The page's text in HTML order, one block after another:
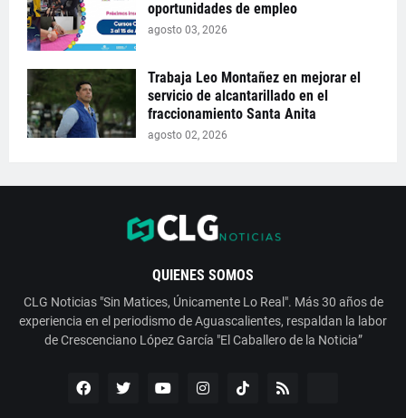
oportunidades de empleo
agosto 03, 2026
Trabaja Leo Montañez en mejorar el
servicio de alcantarillado en el
fraccionamiento Santa Anita
agosto 02, 2026
QUIENES SOMOS
CLG Noticias "Sin Matices, Únicamente Lo Real". Más 30 años de
experiencia en el periodismo de Aguascalientes, respaldan la labor
de Crescenciano López García "El Caballero de la Noticia”